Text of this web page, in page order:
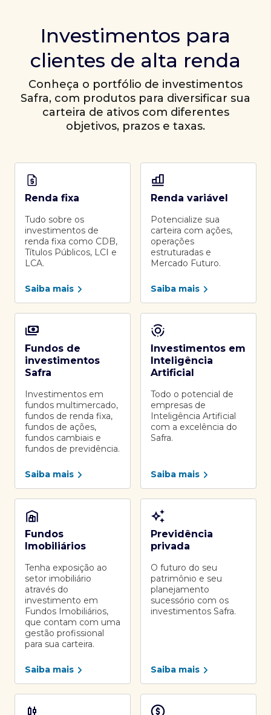
Investimentos para
clientes de alta renda
Conheça o portfólio de investimentos
Safra, com produtos para diversificar sua
carteira de ativos com diferentes
objetivos, prazos e taxas.
Renda fixa
Tudo sobre os
investimentos de
renda fixa como CDB,
Títulos Públicos, LCI e
LCA.
Saiba mais
Renda variável
Potencialize sua
carteira com ações,
operações
estruturadas e
Mercado Futuro.
Saiba mais
Fundos de
investimentos
Safra
Investimentos em
fundos multimercado,
fundos de renda fixa,
fundos de ações,
fundos cambiais e
fundos de previdência.
Saiba mais
Investimentos em
Inteligência
Artificial
Todo o potencial de
empresas de
Inteligência Artificial
com a excelência do
Safra.
Saiba mais
Fundos
Imobiliários
Tenha exposição ao
setor imobiliário
através do
investimento em
Fundos Imobiliários,
que contam com uma
gestão profissional
para sua carteira.
Saiba mais
Previdência
privada
O futuro do seu
patrimônio e seu
planejamento
sucessório com os
investimentos Safra.
Saiba mais